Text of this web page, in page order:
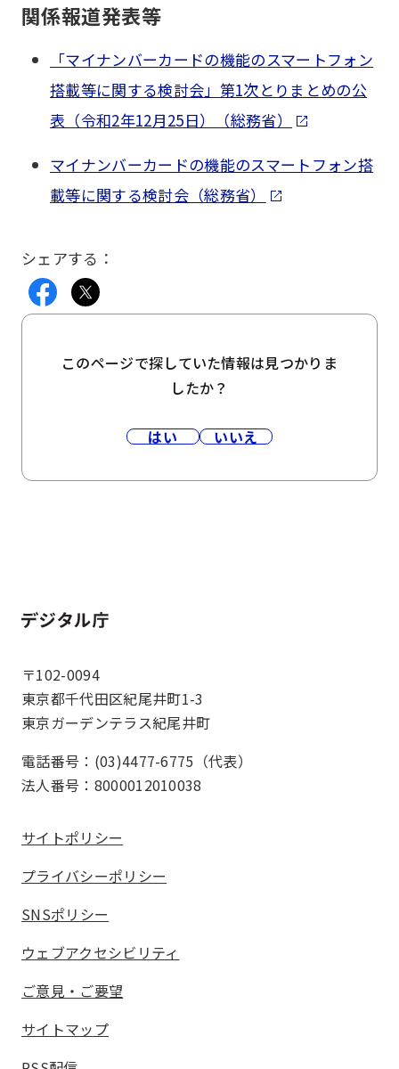
関係報道発表等
「マイナンバーカードの機能のスマートフォン
搭載等に関する検討会」第1次とりまとめの公
表（令和2年12月25日）（総務省）
マイナンバーカードの機能のスマートフォン搭
載等に関する検討会（総務省）
シェアする：
このページで探していた情報は見つかりま
したか？
はい いいえ
ホーム
〒102-0094
東京都千代田区紀尾井町1-3
東京ガーデンテラス紀尾井町
電話番号：(03)4477-6775（代表）
法人番号：8000012010038
サイトポリシー
プライバシーポリシー
SNSポリシー
ウェブアクセシビリティ
ご意見・ご要望
サイトマップ